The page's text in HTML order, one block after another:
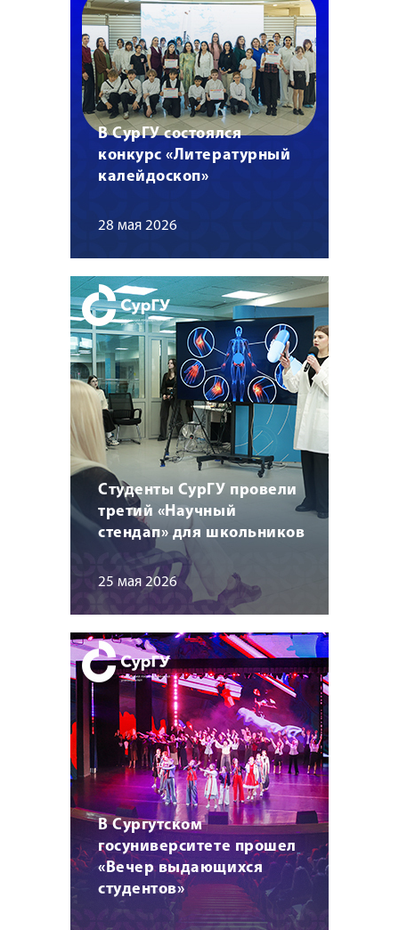
В СурГУ состоялся
конкурс «Литературный
калейдоскоп»
28 мая 2026
Студенты СурГУ провели
третий «Научный
стендап» для школьников
25 мая 2026
В Сургутском
госуниверситете прошел
«Вечер выдающихся
студентов»